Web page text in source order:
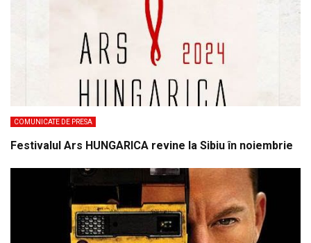
COMUNICATE DE PRESA
Festivalul Ars HUNGARICA revine la Sibiu în noiembrie